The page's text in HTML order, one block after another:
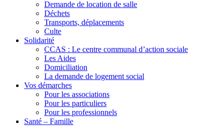
Demande de location de salle
Déchets
Transports, déplacements
Culte
Solidarité
CCAS : Le centre communal d’action sociale
Les Aides
Domiciliation
La demande de logement social
Vos démarches
Pour les associations
Pour les particuliers
Pour les professionnels
Santé – Famille